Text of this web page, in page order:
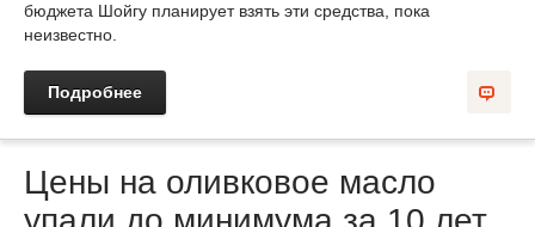
бюджета Шойгу планирует взять эти средства, пока
неизвестно.
Подробнее
Цены на оливковое масло